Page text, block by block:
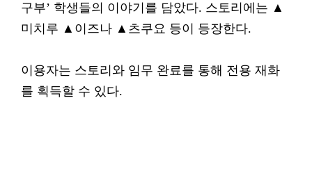
구부’ 학생들의 이야기를 담았다. 스토리에는 ▲
미치루 ▲이즈나 ▲츠쿠요 등이 등장한다.
이용자는 스토리와 임무 완료를 통해 전용 재화
를 획득할 수 있다.